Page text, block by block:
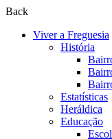
Back
Viver a Freguesia
História
Estatísticas
Heráldica
Educação